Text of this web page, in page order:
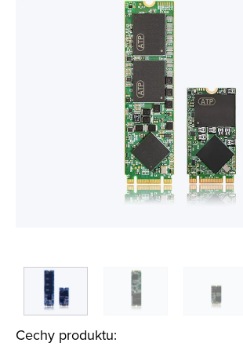
Cechy produktu: